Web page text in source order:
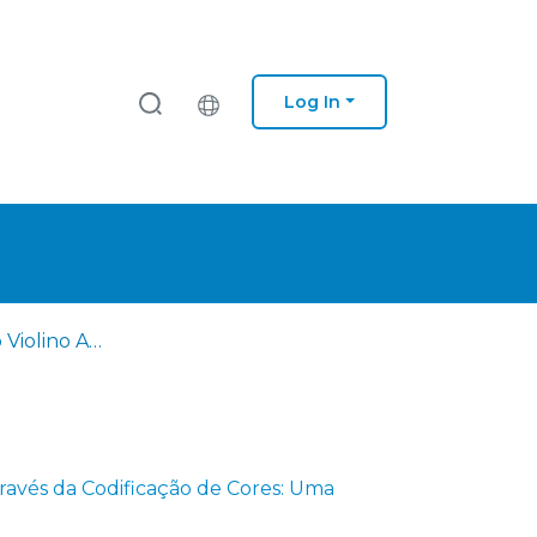
Log In
Introdução ao Violino Através da Codificação de Cores: Uma Abordagem Adaptada à Música Popular Portuguesa
da Codificação de Cores: Uma